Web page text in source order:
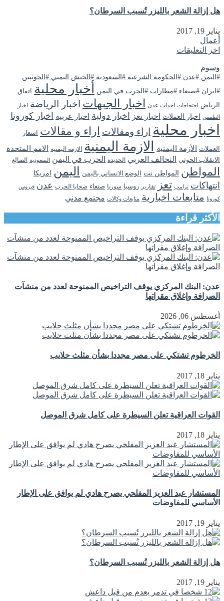
هل إزالة الشعر بالليزر تُسبب السرطان؟
يناير 19, 2017
أعمال
اخر التعليقات
وسوم
#اليمن #عدن #الحكومة الشرعية #السعودية #الجيش اليمني #الحوثيين
#ايران #صنعاء #مطارات #الحرب في اليمن
أخبار محلية
اتفاق
الرياض
احتجاجات احداث عدن اخبار الجبهات اخبار الرياضة اخبار
الطقس
اخبار العملات اخبار تعز اخبار دولية اخبار عربية اخبار كورونا
اخبار محلية اراء ومقالات اراء و مقالات اسعار
العملات الأزمة اليمنية الازمة اليمنية الازمه اليمنيه الامم المتحدة
الانقلاب الحوثي التحالف العربي الحديدة الحرب في اليمن السعودية الضالع
المواطن المواطن نت الوضع الانساني باليمن اليمن امريكا
انتهاكات ترامب تعز تقارير روسيا سوريا صنعاء ضحايا الحرب عدن فيروس
كورونا متابعات اخبارية متابعات وكالات مجتمع مدني
الأكثر قراءة
عدن: البنك المركزي يوقف التراخيص الممنوحة لعدد من منشآت
الصرافة وإغلاق مقراتها
أغسطس 06, 2026
الخرطوم تشتكي على مصر مجددا بشأن مثلث حلايب
يناير 18, 2017
القوات العراقية تعلن السيطرة على كامل شرق الموصل
يناير 18, 2017
المستشار عبد العزيز المفلحي يصرح هادي لم يوافق على الإطار
الأساسي للمفاوضات
يناير 19, 2017
هل إزالة الشعر بالليزر تُسبب السرطان؟
يناير 19, 2017